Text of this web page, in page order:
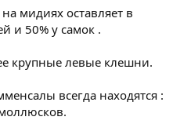
мидиях оставляет в
и 50% у самок .
крупные левые клешни.
всегда находятся :